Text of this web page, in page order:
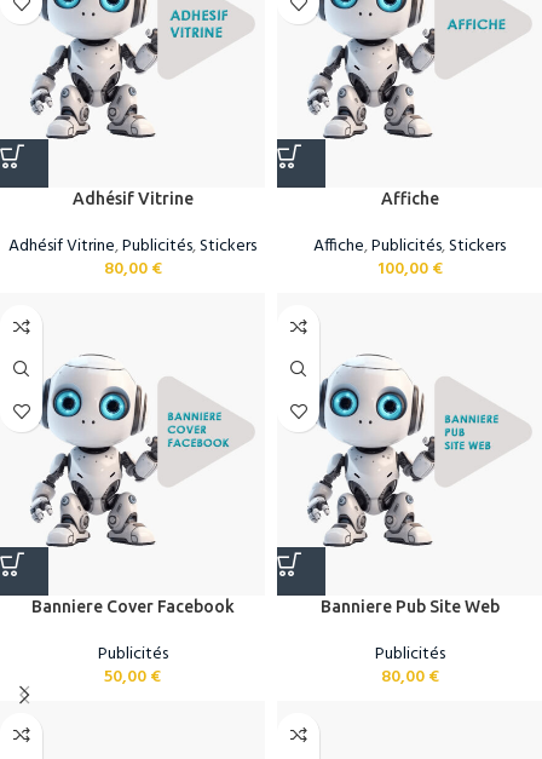
Adhésif Vitrine
Adhésif Vitrine,Publicités,Stickers
80,00€
Affiche
Affiche,Publicités,Stickers
100,00€
Banniere Cover Facebook
Publicités
50,00€
Banniere Pub Site Web
Publicités
80,00€